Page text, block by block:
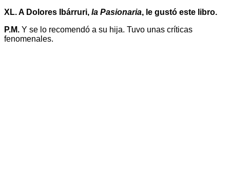
XL. A Dolores Ibárruri, la Pasionaria, le gustó este libro.
P.M. Y se lo recomendó a su hija. Tuvo unas críticas
fenomenales.